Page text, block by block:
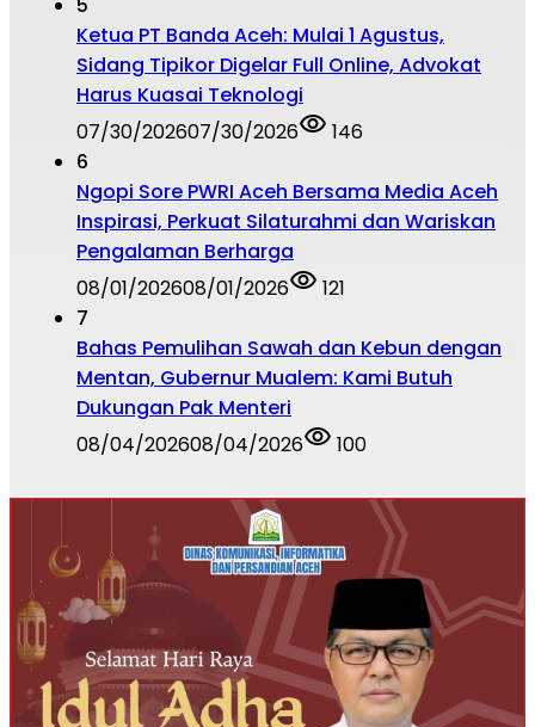
Ketua PT Banda Aceh: Mulai 1 Agustus,
Sidang Tipikor Digelar Full Online, Advokat
Harus Kuasai Teknologi
07/30/202607/30/2026
146
6
Ngopi Sore PWRI Aceh Bersama Media Aceh
Inspirasi, Perkuat Silaturahmi dan Wariskan
Pengalaman Berharga
08/01/202608/01/2026
121
7
Bahas Pemulihan Sawah dan Kebun dengan
Mentan, Gubernur Mualem: Kami Butuh
Dukungan Pak Menteri
08/04/202608/04/2026 100